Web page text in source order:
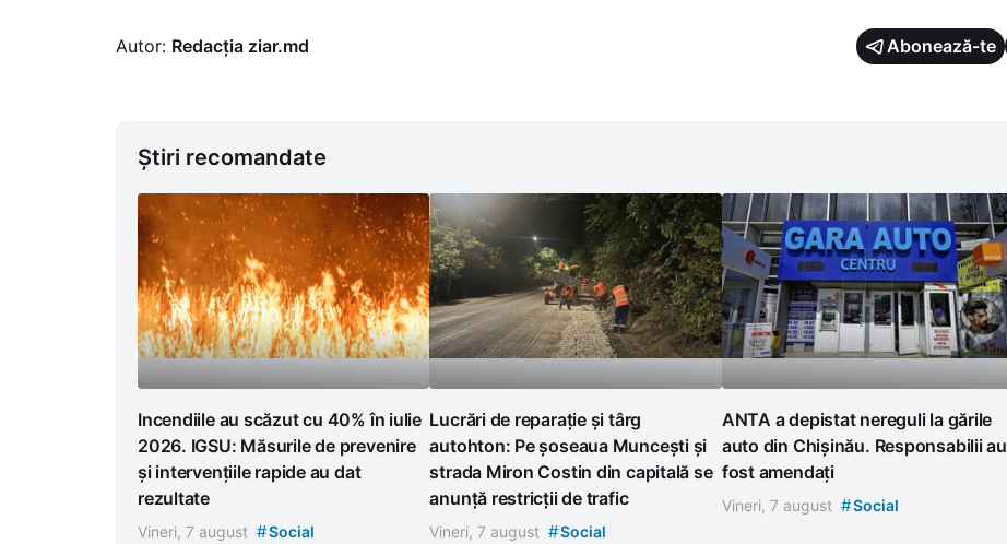
Autor: Redacția ziar.md Abonează-te
Știri recomandate
Incendiile au scăzut cu 40% în iulie
2026. IGSU: Măsurile de prevenire
și intervențiile rapide au dat
rezultate
Vineri, 7 august #Social
Lucrări de reparație și târg
autohton: Pe șoseaua Muncești și
strada Miron Costin din capitală se
anunță restricții de trafic
Vineri, 7 august #Social
ANTA a depistat nereguli la gările
auto din Chișinău. Responsabilii au
fost amendați
Vineri, 7 august #Social